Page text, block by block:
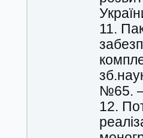
11.
№65.
12.